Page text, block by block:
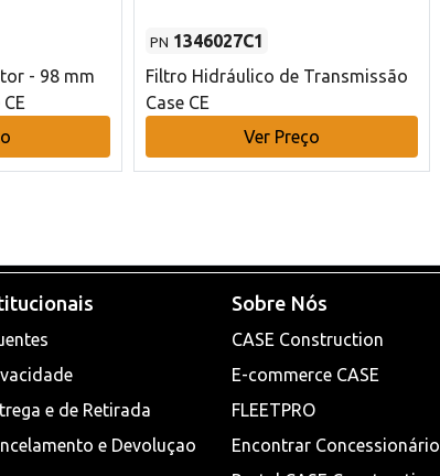
- 98 mm
PN 1346027C1
Filtro Hidráulico de Transmissão
Case CE
Ver Preço
e de Retirada
e Devoluçao
Sobre Nós
CASE Construction
E-commerce CASE
FLEETPRO
Encontrar Concessionário